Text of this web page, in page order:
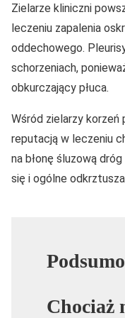
Zielarze kliniczni
leczeniu zapalenia
oddechowego.
schorzeniach,
obkurczający płuca.
Wśród zielarzy korzeń
reputacją w leczeniu
na błonę śluzową
się i ogólne
Chociaż